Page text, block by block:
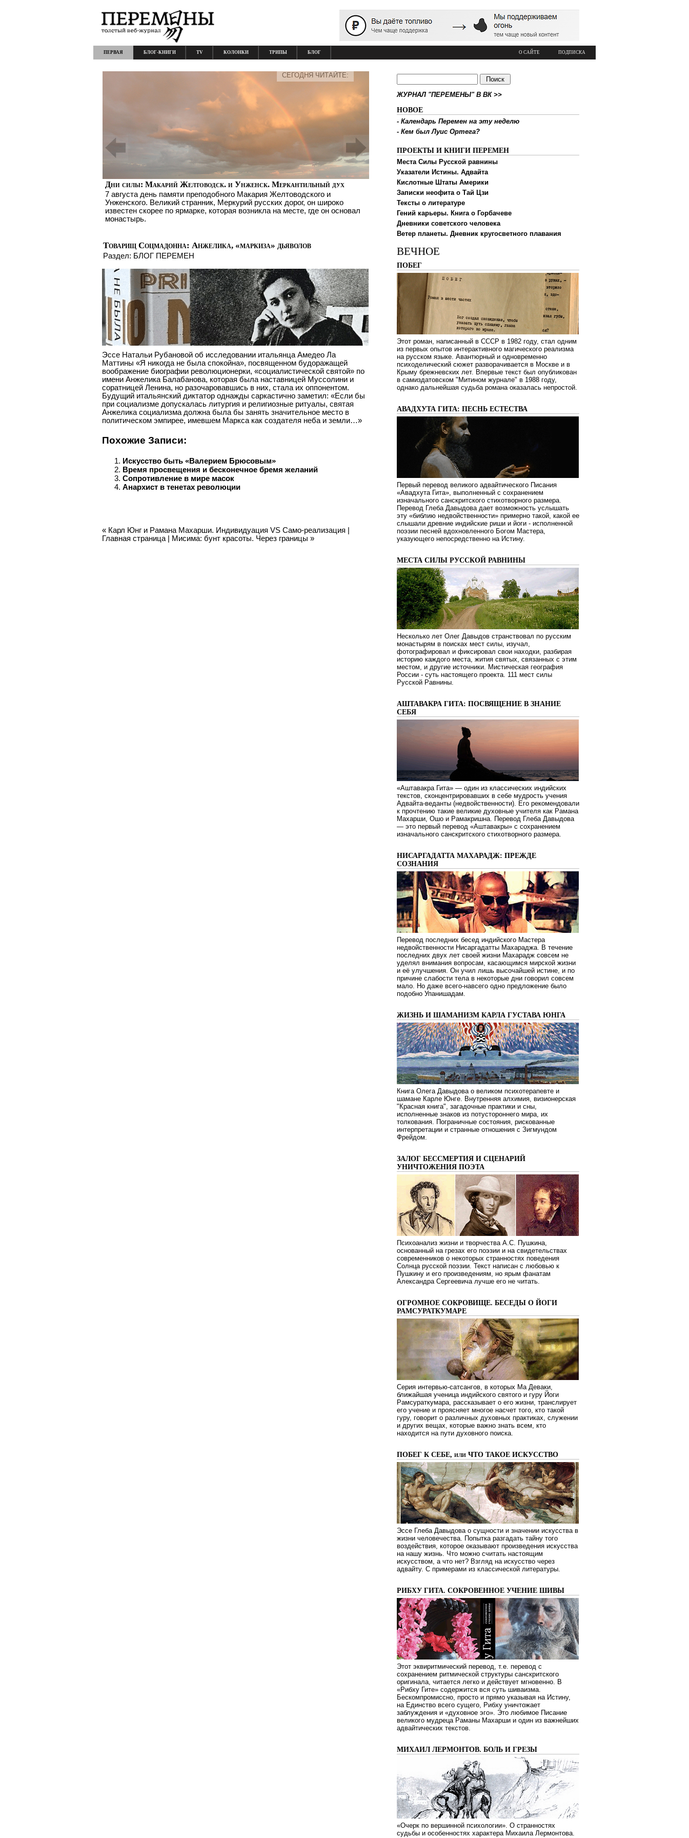
О САЙТЕ ПОДПИСКА
ПЕРВАЯ БЛОГ-КНИГИ TV КОЛОНКИ ТРИПЫ БЛОГ
Дни силы: Макарий Желтоводск. и Унженск. Меркантильный дух
7 августа день памяти преподобного Макария Желтоводского и
Унженского. Великий странник, Меркурий русских дорог, он широко
известен скорее по ярмарке, которая возникла на месте, где он основал
монастырь.
СЕГОДНЯ ЧИТАЙТЕ:
Товарищ Соцмадонна: Анжелика, «маркиза» дьяволов
Раздел: БЛОГ ПЕРЕМЕН
Эссе Натальи Рубановой об исследовании итальянца Амедео Ла
Маттины «Я никогда не была спокойна», посвященном будоражащей
воображение биографии революционерки, «социалистической святой» по
имени Анжелика Балабанова, которая была наставницей Муссолини и
соратницей Ленина, но разочаровавшись в них, стала их оппонентом.
Будущий итальянский диктатор однажды саркастично заметил: «Если бы
при социализме допускалась литургия и религиозные ритуалы, святая
Анжелика социализма должна была бы занять значительное место в
политическом эмпирее, имевшем Маркса как создателя неба и земли…»
Похожие Записи:
Искусство быть «Валерием Брюсовым»
Время просвещения и бесконечное бремя желаний
Сопротивление в мире масок
Анархист в тенетах революции
« Карл Юнг и Рамана Махарши. Индивидуация VS Само-реализация |
Главная страница | Мисима: бунт красоты. Через границы »
ЖУРНАЛ "ПЕРЕМЕНЫ" В ВК >>
НОВОЕ
- Календарь Перемен на эту неделю
- Кем был Луис Ортега?
ПРОЕКТЫ И КНИГИ ПЕРЕМЕН
Места Силы Русской равнины
Указатели Истины. Адвайта
Кислотные Штаты Америки
Записки неофита о Тай Цзи
Тексты о литературе
Гений карьеры. Книга о Горбачеве
Дневники советского человека
Ветер планеты. Дневник кругосветного плавания
ВЕЧНОЕ
ПОБЕГ
Этот роман, написанный в СССР в 1982 году, стал одним
из первых опытов интерактивного магического реализма
на русском языке. Авантюрный и одновременно
психоделический сюжет разворачивается в Москве и в
Крыму брежневских лет. Впервые текст был опубликован
в самиздатовском "Митином журнале" в 1988 году,
однако дальнейшая судьба романа оказалась непростой.
АВАДХУТА ГИТА: ПЕСНЬ ЕСТЕСТВА
Первый перевод великого адвайтического Писания
«Авадхута Гита», выполненный с сохранением
изначального санскритского стихотворного размера.
Перевод Глеба Давыдова дает возможность услышать
эту «библию недвойственности» примерно такой, какой ее
слышали древние индийские риши и йоги - исполненной
поэзии песней вдохновленного Богом Мастера,
указующего непосредственно на Истину.
МЕСТА СИЛЫ РУССКОЙ РАВНИНЫ
Несколько лет Олег Давыдов странствовал по русским
монастырям в поисках мест силы, изучал,
фотографировал и фиксировал свои находки, разбирая
историю каждого места, жития святых, связанных с этим
местом, и другие источники. Мистическая география
России - суть настоящего проекта. 111 мест силы
Русской Равнины.
АШТАВАКРА ГИТА: ПОСВЯЩЕНИЕ В ЗНАНИЕ
СЕБЯ
«Аштавакра Гита» — один из классических индийских
текстов, сконцентрировавших в себе мудрость учения
Адвайта-веданты (недвойственности). Его рекомендовали
к прочтению такие великие духовные учителя как Рамана
Махарши, Ошо и Рамакришна. Перевод Глеба Давыдова
— это первый перевод «Аштавакры» с сохранением
изначального санскритского стихотворного размера.
НИСАРГАДАТТА МАХАРАДЖ: ПРЕЖДЕ
СОЗНАНИЯ
Перевод последних бесед индийского Мастера
недвойственности Нисаргадатты Махараджа. В течение
последних двух лет своей жизни Махарадж совсем не
уделял внимания вопросам, касающимся мирской жизни
и её улучшения. Он учил лишь высочайшей истине, и по
причине слабости тела в некоторые дни говорил совсем
мало. Но даже всего-навсего одно предложение было
подобно Упанишадам.
ЖИЗНЬ И ШАМАНИЗМ КАРЛА ГУСТАВА ЮНГА
Книга Олега Давыдова о великом психотерапевте и
шамане Карле Юнге. Внутренняя алхимия, визионерская
"Красная книга", загадочные практики и сны,
исполненные знаков из потустороннего мира, их
толкования. Пограничные состояния, рискованные
интерпретации и странные отношения с Зигмундом
Фрейдом.
ЗАЛОГ БЕССМЕРТИЯ И СЦЕНАРИЙ
УНИЧТОЖЕНИЯ ПОЭТА
Психоанализ жизни и творчества А.С. Пушкина,
основанный на грезах его поэзии и на свидетельствах
современников о некоторых странностях поведения
Солнца русской поэзии. Текст написан с любовью к
Пушкину и его произведениям, но ярым фанатам
Александра Сергеевича лучше его не читать.
ОГРОМНОЕ СОКРОВИЩЕ. БЕСЕДЫ О ЙОГИ
РАМСУРАТКУМАРЕ
Серия интервью-сатсангов, в которых Ма Деваки,
ближайшая ученица индийского святого и гуру Йоги
Рамсураткумара, рассказывает о его жизни, транслирует
его учение и проясняет многое насчет того, кто такой
гуру, говорит о различных духовных практиках, служении
и других вещах, которые важно знать всем, кто
находится на пути духовного поиска.
ПОБЕГ К СЕБЕ, или ЧТО ТАКОЕ ИСКУССТВО
Эссе Глеба Давыдова о сущности и значении искусства в
жизни человечества. Попытка разгадать тайну того
воздействия, которое оказывают произведения искусства
на нашу жизнь. Что можно считать настоящим
искусством, а что нет? Взгляд на искусство через
адвайту. С примерами из классической литературы.
РИБХУ ГИТА. СОКРОВЕННОЕ УЧЕНИЕ ШИВЫ
Этот эквиритмический перевод, т.е. перевод с
сохранением ритмической структуры санскритского
оригинала, читается легко и действует мгновенно. В
«Рибху Гите» содержится вся суть шиваизма.
Бескомпромиссно, просто и прямо указывая на Истину,
на Единство всего сущего, Рибху уничтожает
заблуждения и «духовное эго». Это любимое Писание
великого мудреца Раманы Махарши и один из важнейших
адвайтических текстов.
МИХАИЛ ЛЕРМОНТОВ. БОЛЬ И ГРЕЗЫ
«Очерк по вершинной психологии». О странностях
судьбы и особенностях характера Михаила Лермонтова.